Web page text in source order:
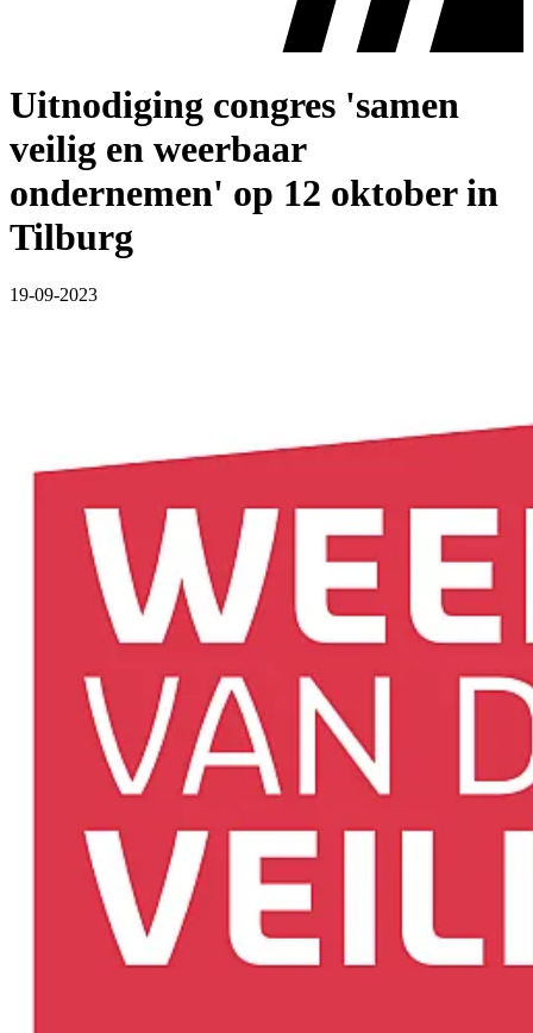
Uitnodiging congres 'samen
veilig en weerbaar
ondernemen' op 12 oktober in
Tilburg
19-09-2023